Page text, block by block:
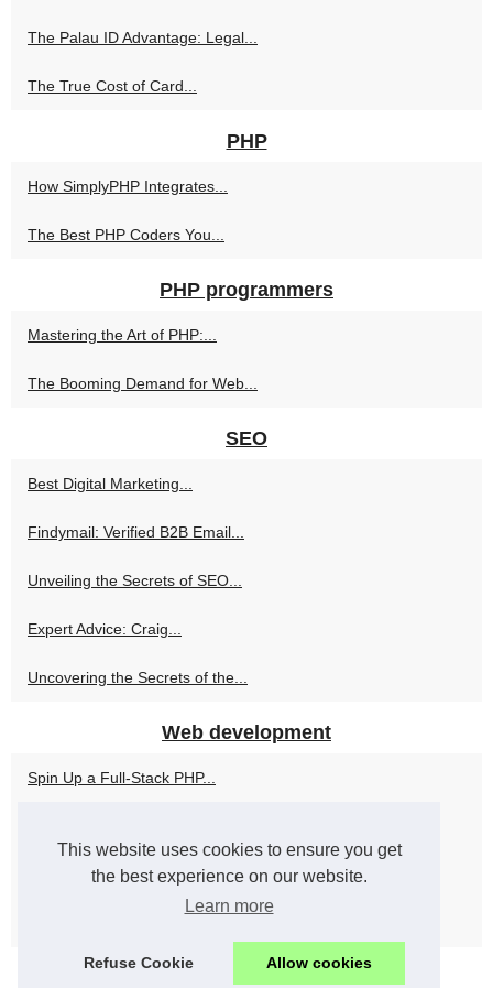
This website uses cookies to ensure you get
the best experience on our website.
Learn more
Refuse Cookie Allow cookies
The Palau ID Advantage: Legal...
The True Cost of Card...
PHP
How SimplyPHP Integrates...
The Best PHP Coders You...
PHP programmers
Mastering the Art of PHP:...
The Booming Demand for Web...
SEO
Best Digital Marketing...
Findymail: Verified B2B Email...
Unveiling the Secrets of SEO...
Expert Advice: Craig...
Uncovering the Secrets of the...
Web development
Spin Up a Full-Stack PHP...
Top 8 PHP Development...